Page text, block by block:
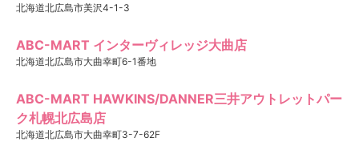
北海道北広島市美沢4-1-3
ABC-MART インターヴィレッジ大曲店
北海道北広島市大曲幸町6-1番地
ABC-MART HAWKINS/DANNER三井アウトレットパー
ク札幌北広島店
北海道北広島市大曲幸町3-7-62F